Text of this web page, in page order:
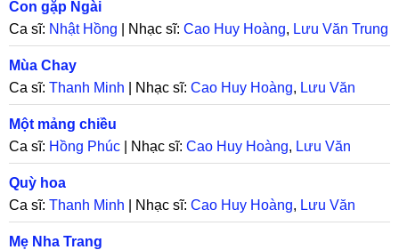
Con gặp Ngài
Ca sĩ: Nhật Hồng | Nhạc sĩ: Cao Huy Hoàng, Lưu Văn Trung
Mùa Chay
Ca sĩ: Thanh Minh | Nhạc sĩ: Cao Huy Hoàng, Lưu Văn
Trung
Một mảng chiều
Ca sĩ: Hồng Phúc | Nhạc sĩ: Cao Huy Hoàng, Lưu Văn
Trung
Quỳ hoa
Ca sĩ: Thanh Minh | Nhạc sĩ: Cao Huy Hoàng, Lưu Văn
Trung
Mẹ Nha Trang